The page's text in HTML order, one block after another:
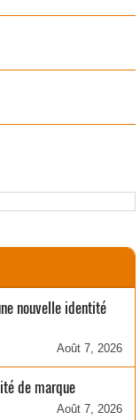
nouvelle identité
Août 7, 2026
de marque
Août 7, 2026